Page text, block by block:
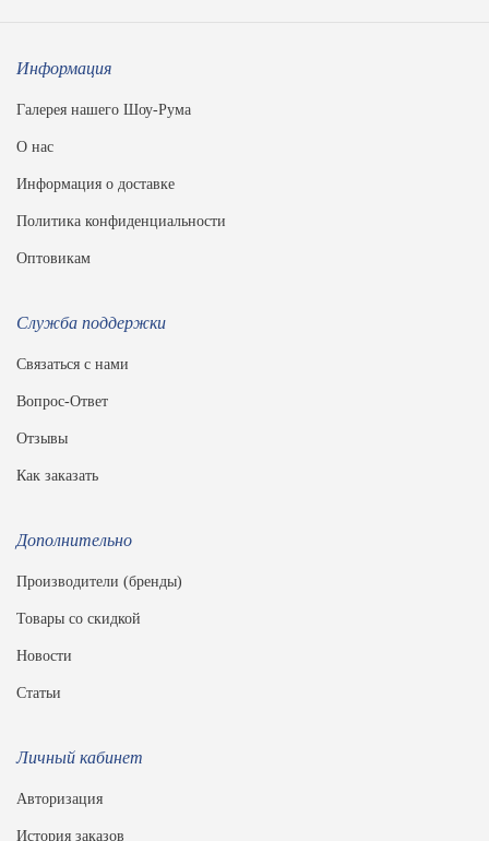
Информация
Галерея нашего Шоу-Рума
О нас
Информация о доставке
Политика конфиденциальности
Оптовикам
Служба поддержки
Связаться с нами
Вопрос-Ответ
Отзывы
Как заказать
Дополнительно
Производители (бренды)
Товары со скидкой
Новости
Статьи
Личный кабинет
Авторизация
История заказов